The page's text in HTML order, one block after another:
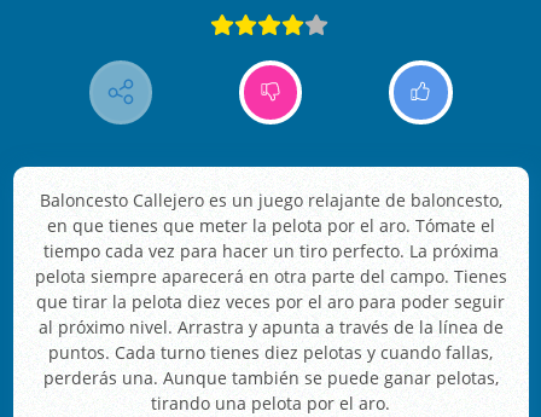
Baloncesto Callejero es un juego relajante de baloncesto,
en que tienes que meter la pelota por el aro. Tómate el
tiempo cada vez para hacer un tiro perfecto. La próxima
pelota siempre aparecerá en otra parte del campo. Tienes
que tirar la pelota diez veces por el aro para poder seguir
al próximo nivel. Arrastra y apunta a través de la línea de
puntos. Cada turno tienes diez pelotas y cuando fallas,
perderás una. Aunque también se puede ganar pelotas,
tirando una pelota por el aro.